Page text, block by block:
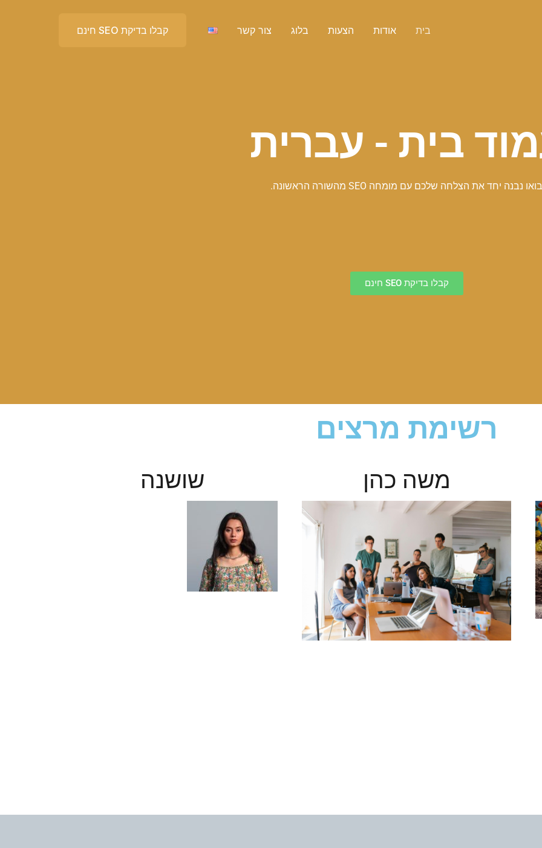
בית אודות הצעות בלוג צור קשר קבלו בדיקת SEO חינם
בית - עברית
בואו נבנה יחד את הצלחה שלכם עם מומחה SEO מהשורה הראשונה.
קבלו בדיקת SEO חינם
רשימת מרצים
משה כהן שושנה